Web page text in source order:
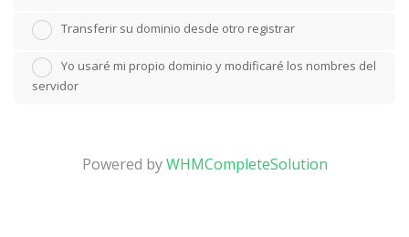
Transferir su dominio desde otro registrar
Yo usaré mi propio dominio y modificaré los nombres del
servidor
Powered byWHMCompleteSolution